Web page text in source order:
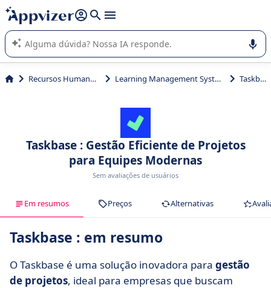
de nossa IA (várias linhas com
A IA do Appvizer o orienta no uso ou na seleção de software
SaaS para sua empresa.
Recursos Humanos (RH) Learning Management System (LMS) Taskbase
Taskbase : Gestão Eficiente de Projetos
para Equipes Modernas
Sem avaliações de usuários
Em resumos Preços Alternativas
Taskbase : em resumo
O Taskbase é uma solução inovadora para gestão
de projetos, ideal para empresas que buscam